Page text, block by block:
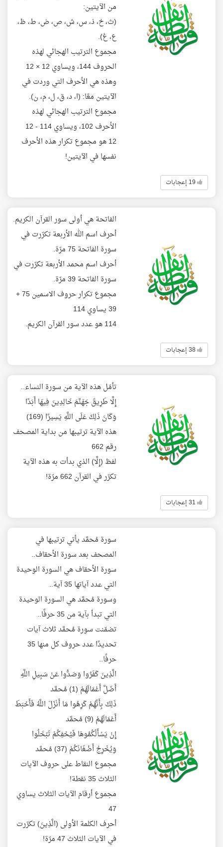
من الآيتين:
(ث، خ، ذ، س، ش، ص، ض، ط، ظ،
ع، غ).
مجموع الترتيب الهجائي لهذه
الحروف 144، ويساوي 12 × 12
وهذه هي الأحرف التي وردت في
الآيتين معًا: (ا، د، ق، ل، م، ن).
مجموع الترتيب الهجائي لهذه
الأحرف 102، ويساوي 114 - 12
12 هو مجموع تكرار هذه الأحرف
نفسها في الآيتين!
19 إعجابات
الفاتحة هي أولى سور القرآن الكريم.
أحرف اسم الله الأربعة تكرّرت في
سورة الفاتحة 75 مرّة.
أحرف اسم محمد الأربعة تكرّرت في
سورة الفاتحة 39 مرّة.
مجموع تكرار حروف الاسمين 75 +
39 يساوي 114
114 هو عدد سور القرآن الكريم.
38 إعجابات
تأمّل هذه الآية من سورة النساء..
إِلَّا طَرِيقَ جَهَنَّمَ خَالِدِينَ فِيهَا أَبَدًا
وَكَانَ ذَلِكَ عَلَى اللَّهِ يَسِيرًا (169)
هذه الآية ترتيبها من بداية المصحف
رقم 662
لفظ (إِلَّا) الذي بدأت به هذه الآية
تكرّر في القرآن 662 مرّة!
31 إعجابات
سورة مُحمَّد يأتي ترتيبها في
المصحف بعد سورة الأحقاف..
سورة الأحقاف هي السورة الوحيدة
التي عدد آياتها 35 آية..
وسورة مُحمَّد هي السورة الوحيدة
التي تبدأ بآية من 35 حرفًا..
تضمّنت سورة مُحمَّد ثلاث آيات
تحديدًا عدد حروف كل منها 35
حرفًا..
الَّذِينَ كَفَرُوا وَصَدُّوا عَنْ سَبِيلِ اللَّهِ
أَضَلَّ أَعْمَالَهُمْ (1) مُحمَّد
ذَلِكَ بِأَنَّهُمْ كَرِهُوا مَا أَنْزَلَ اللَّهُ فَأَحْبَطَ
أَعْمَالَهُمْ (9) مُحمَّد
إِنْ يَسْأَلْكُمُوهَا فَيُحْفِكُمْ تَبْخَلُوا
وَيُخْرِجْ أَضْغَانَكُمْ (37) مُحمَّد
مجموع النقاط على حروف الآيات
الثلاث 35 نقطة!
مجموع أرقام الآيات الثلاث يساوي
47
أحرف الكلمة الأولى (الَّذِينَ) تكرّرت
في الآيات الثلاث 47 مرّة!